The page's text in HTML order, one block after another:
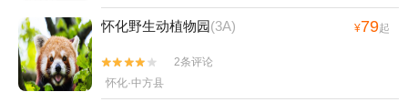
怀化野生动植物园(3A) ¥79起


2条评论
怀化·中方县